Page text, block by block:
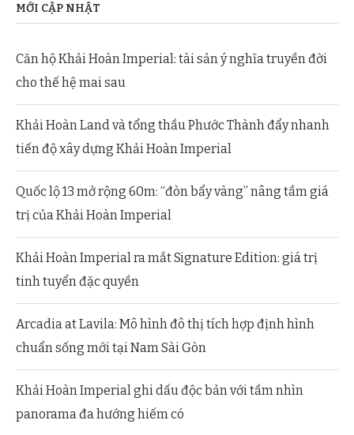
MỚI CẬP NHẬT
Căn hộ Khải Hoàn Imperial: tài sản ý nghĩa truyền đời
cho thế hệ mai sau
Khải Hoàn Land và tổng thầu Phước Thành đẩy nhanh
tiến độ xây dựng Khải Hoàn Imperial
Quốc lộ 13 mở rộng 60m: “đòn bẩy vàng” nâng tầm giá
trị của Khải Hoàn Imperial
Khải Hoàn Imperial ra mắt Signature Edition: giá trị
tinh tuyển đặc quyền
Arcadia at Lavila: Mô hình đô thị tích hợp định hình
chuẩn sống mới tại Nam Sài Gòn
Khải Hoàn Imperial ghi dấu độc bản với tầm nhìn
panorama đa hướng hiếm có